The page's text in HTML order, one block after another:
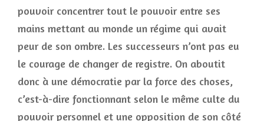
pouvoir concentrer tout le pouvoir entre ses
mains mettant au monde un régime qui avait
peur de son ombre. Les successeurs n’ont pas eu
le courage de changer de registre. On aboutit
donc à une démocratie par la force des choses,
c’est-à-dire fonctionnant selon le même culte du
pouvoir personnel et une opposition de son côté